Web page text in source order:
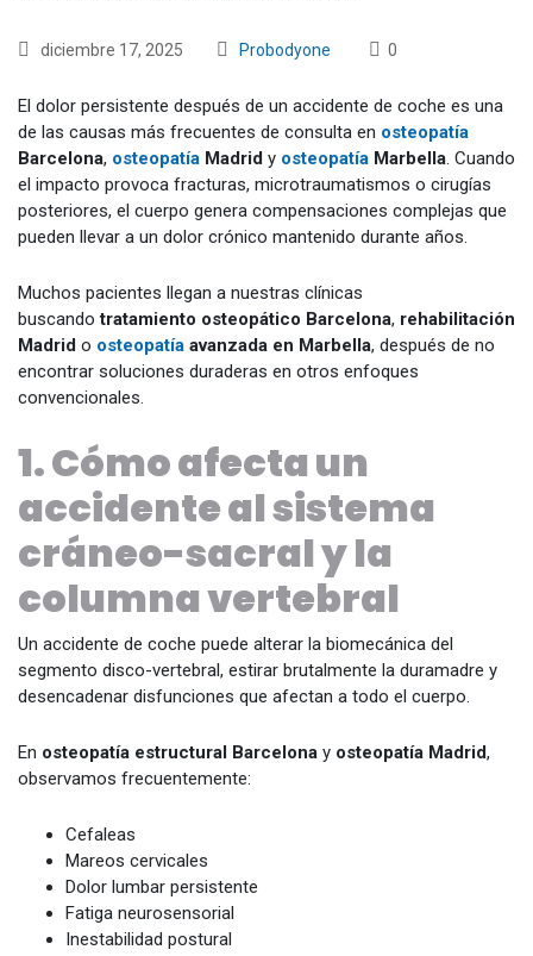
diciembre 17, 2025 Probodyone 0
El dolor persistente después de un accidente de coche es una
de las causas más frecuentes de consulta en osteopatía
Barcelona, osteopatía Madrid y osteopatía Marbella. Cuando
el impacto provoca fracturas, microtraumatismos o cirugías
posteriores, el cuerpo genera compensaciones complejas que
pueden llevar a un dolor crónico mantenido durante años.
Muchos pacientes llegan a nuestras clínicas
buscandotratamiento osteopático Barcelona, rehabilitación
Madrid o osteopatía avanzada en Marbella, después de no
encontrar soluciones duraderas en otros enfoques
convencionales.
1. Cómo afecta un
accidente al sistema
cráneo-sacral y la
columna vertebral
Un accidente de coche puede alterar la biomecánica del
segmento disco-vertebral, estirar brutalmente la duramadre y
desencadenar disfunciones que afectan a todo el cuerpo.
En osteopatía estructural Barcelona y osteopatía Madrid,
observamos frecuentemente:
Cefaleas
Mareos cervicales
Dolor lumbar persistente
Fatiga neurosensorial
Inestabilidad postural